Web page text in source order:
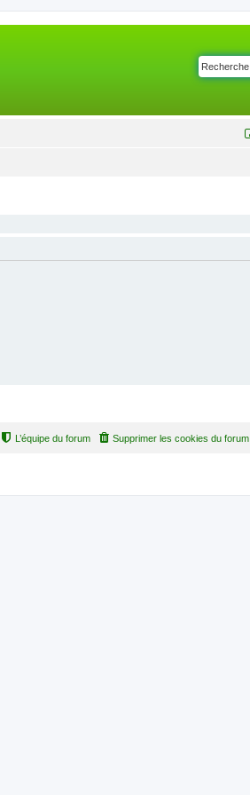
Supprimer les cookies du forum
L’équipe du forum